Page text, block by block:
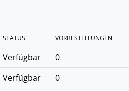
STATUS VORBESTELLUNGEN
Verfügbar 0
Verfügbar 0